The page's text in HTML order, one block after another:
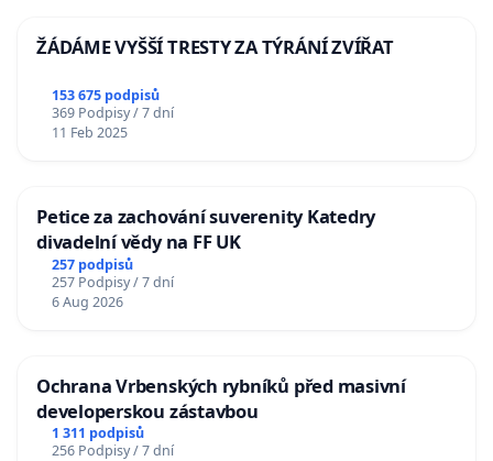
ŽÁDÁME VYŠŠÍ TRESTY ZA TÝRÁNÍ ZVÍŘAT
153 675 podpisů
369 Podpisy / 7 dní
11 Feb 2025
Petice za zachování suverenity Katedry
divadelní vědy na FF UK
257 podpisů
257 Podpisy / 7 dní
6 Aug 2026
Ochrana Vrbenských rybníků před masivní
developerskou zástavbou
1 311 podpisů
256 Podpisy / 7 dní